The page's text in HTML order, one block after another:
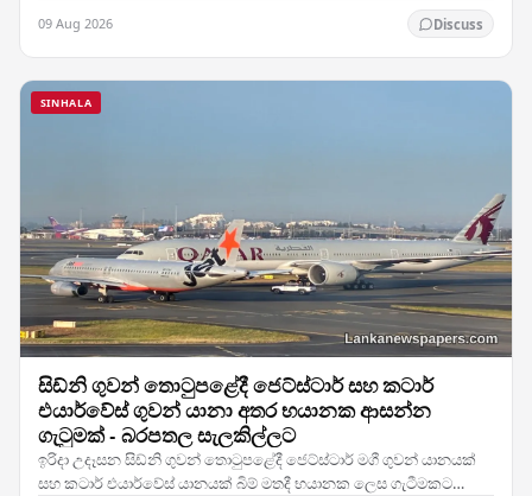
09 Aug 2026 Discuss
SINHALA
සිඩ්නි ගුවන් තොටුපළේදී ජෙට්ස්ටාර් සහ කටාර්
එයාර්වේස් ගුවන් යානා අතර භයානක ආසන්න
ගැටුමක් - බරපතල සැලකිල්ලට
ඉරිදා උදෑසන සිඩ්නි ගුවන් තොටුපළේදී ජෙට්ස්ටාර් මගී ගුවන් යානයක්
සහ කටාර් එයාර්වේස් යානයක් බිම් මතදී භයානක ලෙස ගැටීමකට